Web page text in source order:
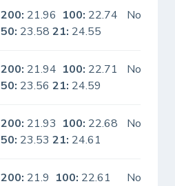
200: 21.96 100: 22.74
50: 23.5821: 24.55
No
200: 21.94 100: 22.71
50: 23.5621: 24.59
No
200: 21.93 100: 22.68
50: 23.5321: 24.61
No
200: 21.9 100: 22.61
No